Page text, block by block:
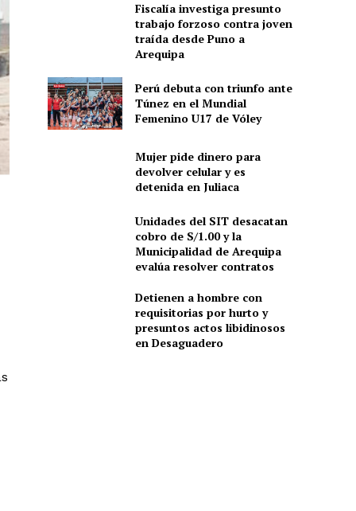
Fiscalía investiga presunto
trabajo forzoso contra joven
traída desde Puno a
Arequipa
Perú debuta con triunfo ante
Túnez en el Mundial
Femenino U17 de Vóley
Mujer pide dinero para
devolver celular y es
detenida en Juliaca
Unidades del SIT desacatan
cobro de S/1.00 y la
Municipalidad de Arequipa
evalúa resolver contratos
Detienen a hombre con
requisitorias por hurto y
presuntos actos libidinosos
en Desaguadero